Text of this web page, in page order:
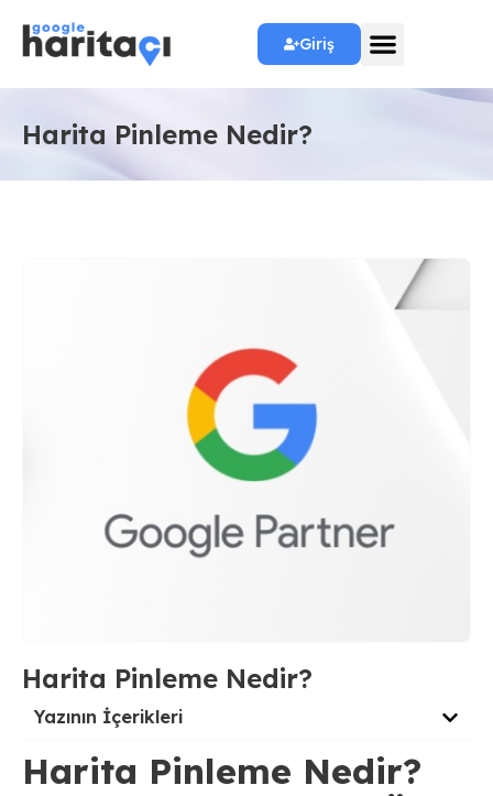
Giriş
Harita Pinleme Nedir?
Harita Pinleme Nedir?
Yazının İçerikleri
Harita Pinleme Nedir?